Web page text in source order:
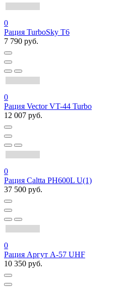
0
Рация TurboSky T6
7 790 руб.
0
Рация Vector VT-44 Turbo
12 007 руб.
0
Рация Caltta PH600L U(1)
37 500 руб.
0
Рация Аргут А-57 UHF
10 350 руб.